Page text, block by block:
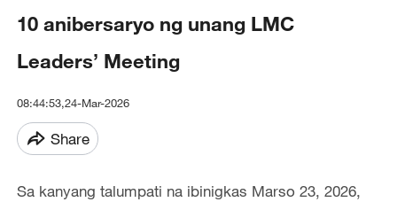
10 anibersaryo ng unang LMC
Leaders’ Meeting
08:44:53,24-Mar-2026
Share
Sa kanyang talumpati na ibinigkas Marso 23, 2026,